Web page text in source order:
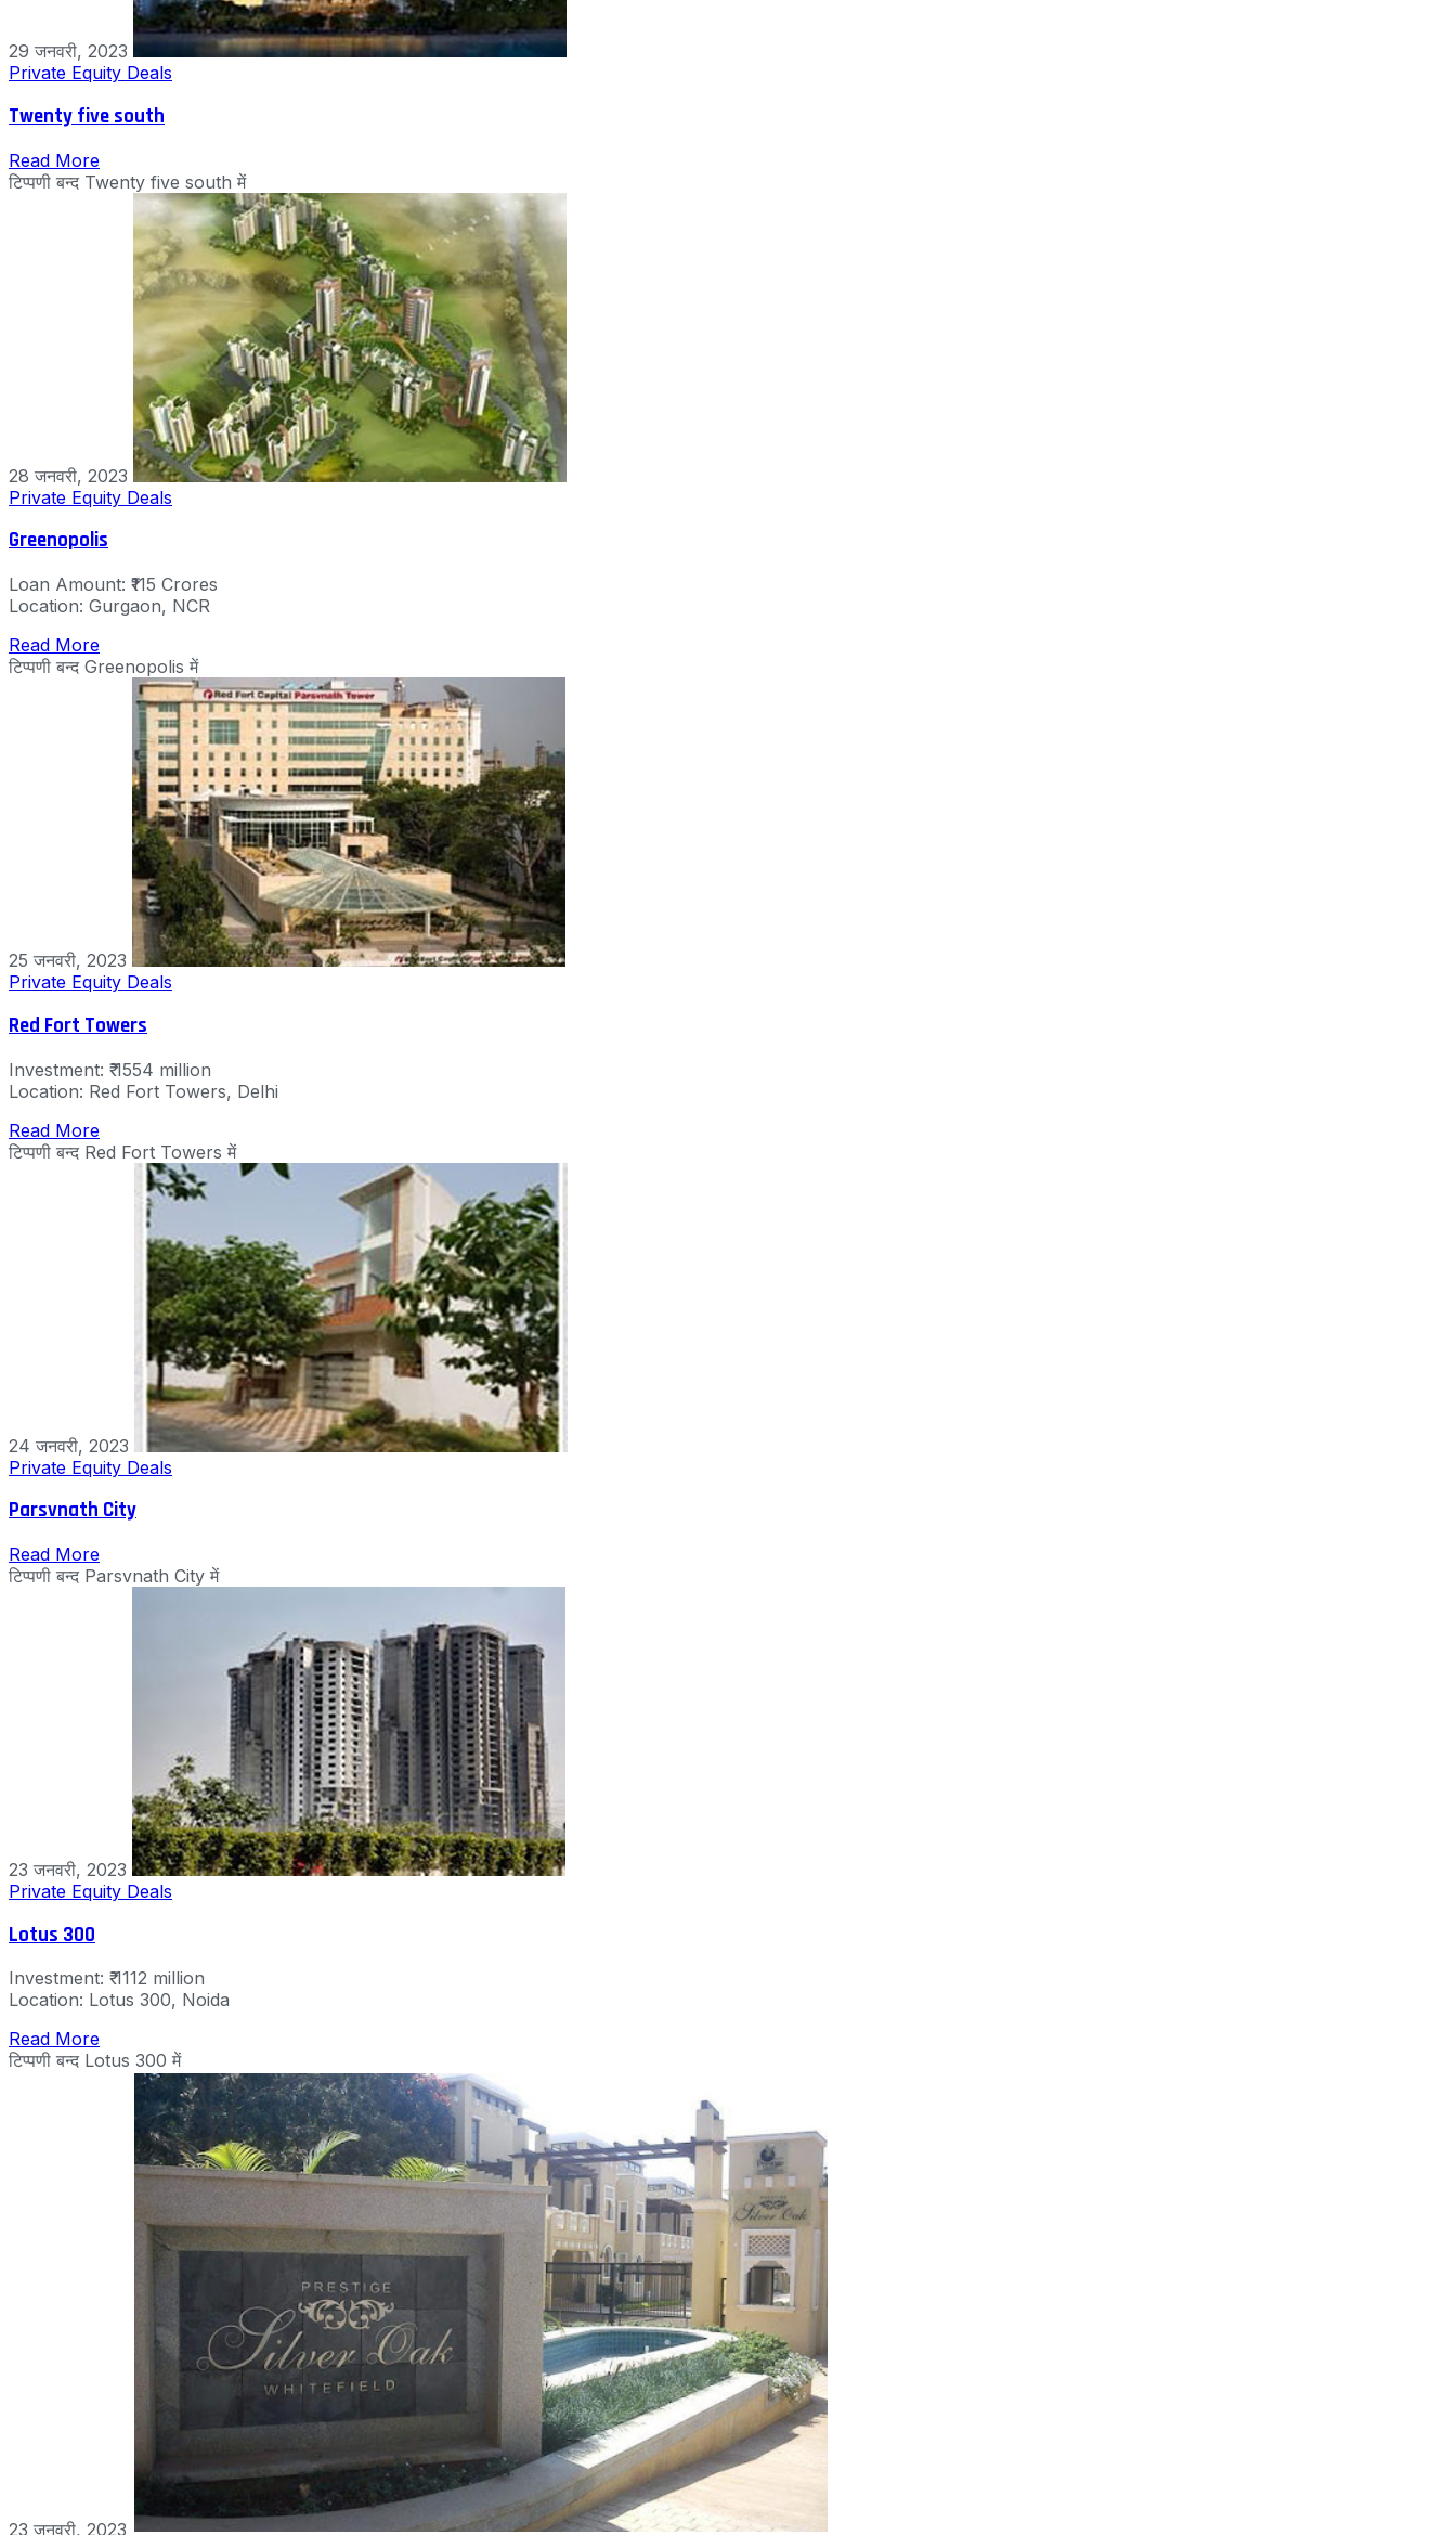
29 जनवरी, 2023
Private Equity Deals
Twenty five south
Read More
टिप्पणी बन्द Twenty five south में
28 जनवरी, 2023
Private Equity Deals
Greenopolis
Loan Amount: ₹115 Crores
Location: Gurgaon, NCR
Read More
टिप्पणी बन्द Greenopolis में
25 जनवरी, 2023
Private Equity Deals
Red Fort Towers
Investment: ₹ 1554 million
Location: Red Fort Towers, Delhi
Read More
टिप्पणी बन्द Red Fort Towers में
24 जनवरी, 2023
Private Equity Deals
Parsvnath City
Read More
टिप्पणी बन्द Parsvnath City में
23 जनवरी, 2023
Private Equity Deals
Lotus 300
Investment: ₹ 1112 million
Location: Lotus 300, Noida
Read More
टिप्पणी बन्द Lotus 300 में
23 जनवरी, 2023